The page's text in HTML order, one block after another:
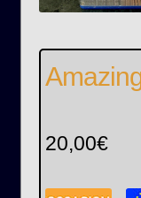
20,00€